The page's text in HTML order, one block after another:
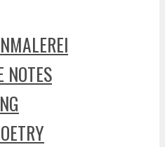
NOTES